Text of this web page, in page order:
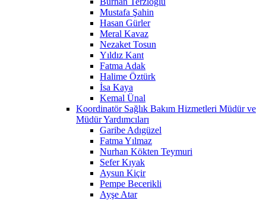
Mustafa Şahin
Hasan Gürler
Meral Kavaz
Nezaket Tosun
Yıldız Kant
Fatma Adak
Halime Öztürk
İsa Kaya
Kemal Ünal
Koordinatör Sağlık Bakım Hizmetleri Müdür ve
Müdür Yardımcıları
Garibe Adıgüzel
Fatma Yılmaz
Nurhan Kökten Teymuri
Sefer Kıyak
Aysun Kiçir
Pempe Becerikli
Ayşe Atar